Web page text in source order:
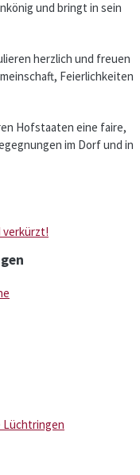
und bringt in sein
herzlich und freuen
Feierlichkeiten
Hofstaaten eine faire,
im Dorf und in
verkürzt!